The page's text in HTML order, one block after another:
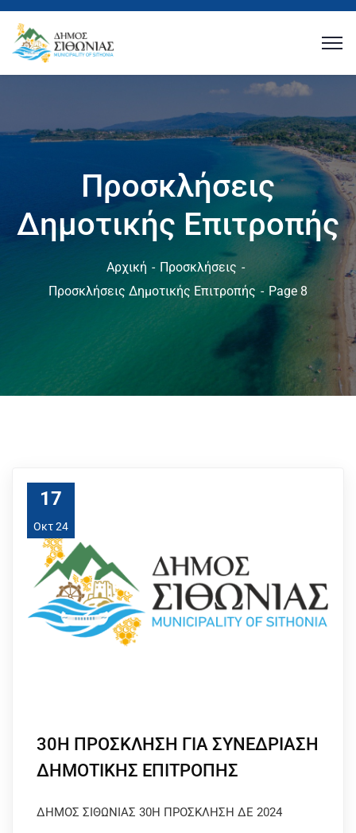
Προσκλήσεις
Δημοτικής Επιτροπής
Αρχική
Προσκλήσεις
Προσκλήσεις Δημοτικής Επιτροπής
Page 8
17
Οκτ 24
30Η ΠΡΟΣΚΛΗΣΗ ΓΙΑ ΣΥΝΕΔΡΙΑΣΗ
ΔΗΜΟΤΙΚΗΣ ΕΠΙΤΡΟΠΗΣ
ΔΗΜΟΣ ΣΙΘΩΝΙΑΣ 30Η ΠΡΟΣΚΛΗΣΗ ΔΕ 2024